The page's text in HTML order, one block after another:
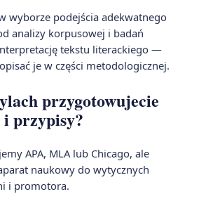
wyborze podejścia adekwatnego
analizy korpusowej i badań
tekstu literackiego —
je w części metodologicznej.
przygotowujecie
przypisy?
APA, MLA lub Chicago, ale
naukowy do wytycznych
i promotora.